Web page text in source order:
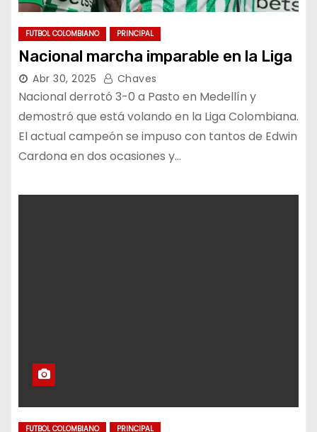
FUTBOL COLOMBIANO PRINCIPAL
Nacional marcha imparable en la Liga
Abr 30, 2025 Chaves
Nacional derrotó 3-0 a Pasto en Medellín y
demostró que está volando en la Liga Colombiana.
El actual campeón se impuso con tantos de Edwin
Cardona en dos ocasiones y…
FUTBOL COLOMBIANO PRINCIPAL